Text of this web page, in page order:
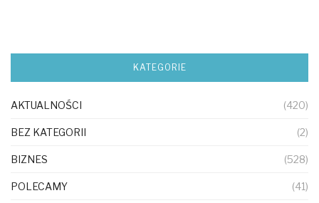
KATEGORIE
AKTUALNOŚCI (420)
BEZ KATEGORII (2)
BIZNES (528)
POLECAMY (41)